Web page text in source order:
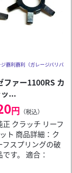
その他
リード工業 オッ
覇利覇利（ガレージバリバ
ァー1100RS カ
...
円 （税込）
クラッチ リーフ
ト 商品詳細：ク
スプリングの破
す。 適合：